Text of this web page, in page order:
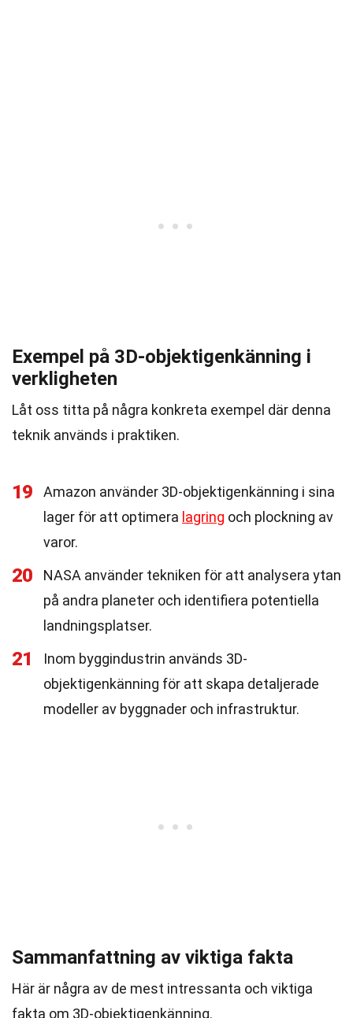
Exempel på 3D-objektigenkänning i
verkligheten
Låt oss titta på några konkreta exempel där denna
teknik används i praktiken.
19
Amazon använder 3D-objektigenkänning i sina
lager för att optimera lagring och plockning av
varor.
20
NASA använder tekniken för att analysera ytan
på andra planeter och identifiera potentiella
landningsplatser.
21
Inom byggindustrin används 3D-
objektigenkänning för att skapa detaljerade
modeller av byggnader och infrastruktur.
Sammanfattning av viktiga fakta
Här är några av de mest intressanta och viktiga
fakta om 3D-objektigenkänning.